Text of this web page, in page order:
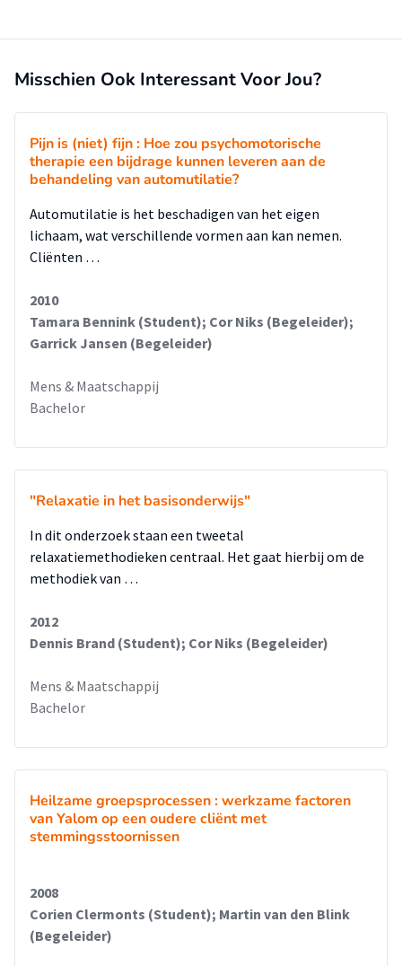
je bewust te zijn van de problematiek in de groep en tevens
kan krijgen om ook binnen PMT met een groep aan het
meer gestructureerd gebruik gemaakt kan worden van
groepsdynamica binnen de PMT. Dit vanuit de casussen uit de
praktijk van de deeltijdbehandelingen binnen de PAAZ te
Almelo. De casussen lopen als een rode draad door deze
scriptie om steeds de praktijk te koppelen aan de theorie.
Misschien Ook Interessant Voor Jou?
Pijn is (niet) fijn : Hoe zou psychomotorische
therapie een bijdrage kunnen leveren aan de
behandeling van automutilatie?
Automutilatie is het beschadigen van het eigen
lichaam, wat verschillende vormen aan kan nemen.
Cliënten …
2010
Tamara Bennink (Student); Cor Niks (Begeleider);
Garrick Jansen (Begeleider)
Mens & Maatschappij
Bachelor
"Relaxatie in het basisonderwijs"
In dit onderzoek staan een tweetal
relaxatiemethodieken centraal. Het gaat hierbij om de
methodiek van …
2012
Dennis Brand (Student); Cor Niks (Begeleider)
Mens & Maatschappij
Bachelor
Heilzame groepsprocessen : werkzame factoren
van Yalom op een oudere cliënt met
stemmingsstoornissen
2008
Corien Clermonts (Student); Martin van den Blink
(Begeleider)